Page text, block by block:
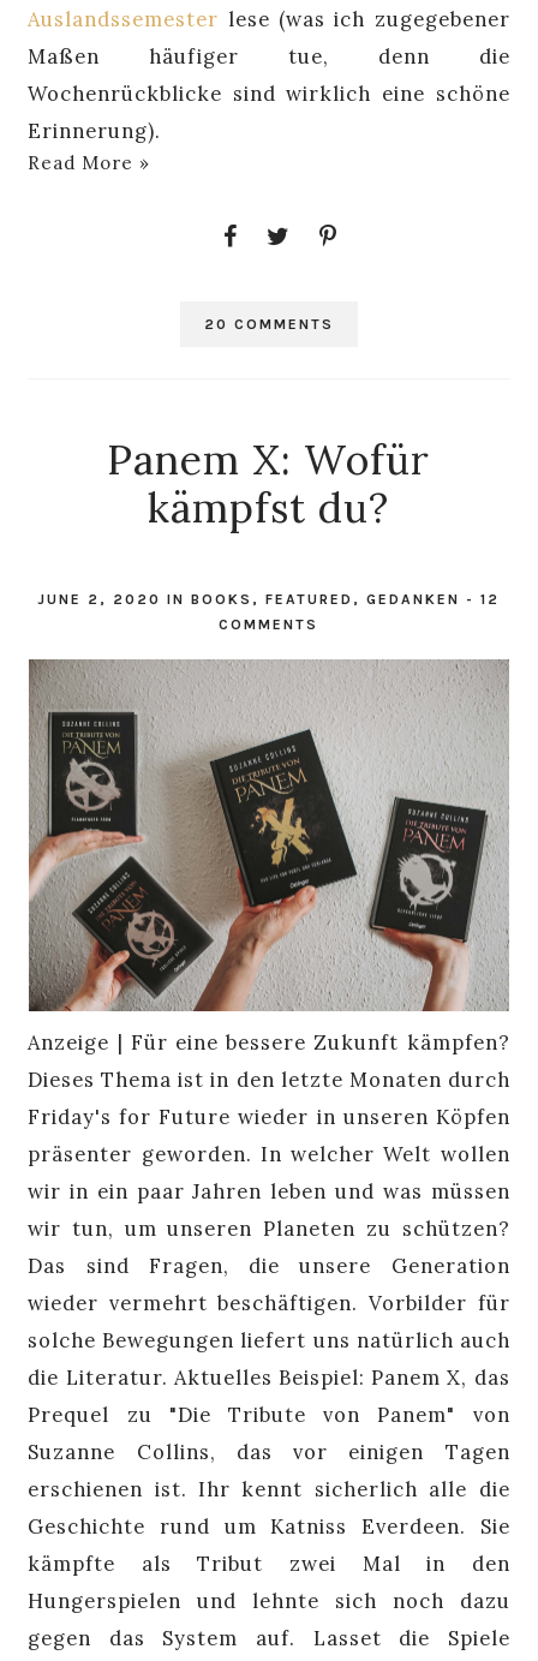
Auslandssemester lese (was ich zugegebener
Maßen häufiger tue, denn die
Wochenrückblicke sind wirklich eine schöne
Erinnerung).
Read More »
20 COMMENTS
Panem X: Wofür
kämpfst du?
JUNE 2, 2020INBOOKS ,FEATURED ,GEDANKEN -12
COMMENTS
Anzeige | Für eine bessere Zukunft kämpfen?
Dieses Thema ist in den letzte Monaten durch
Friday's for Future wieder in unseren Köpfen
präsenter geworden. In welcher Welt wollen
wir in ein paar Jahren leben und was müssen
wir tun, um unseren Planeten zu schützen?
Das sind Fragen, die unsere Generation
wieder vermehrt beschäftigen. Vorbilder für
solche Bewegungen liefert uns natürlich auch
die Literatur. Aktuelles Beispiel: Panem X, das
Prequel zu "Die Tribute von Panem" von
Suzanne Collins, das vor einigen Tagen
erschienen ist. Ihr kennt sicherlich alle die
Geschichte rund um Katniss Everdeen. Sie
kämpfte als Tribut zwei Mal in den
Hungerspielen und lehnte sich noch dazu
gegen das System auf. Lasset die Spiele